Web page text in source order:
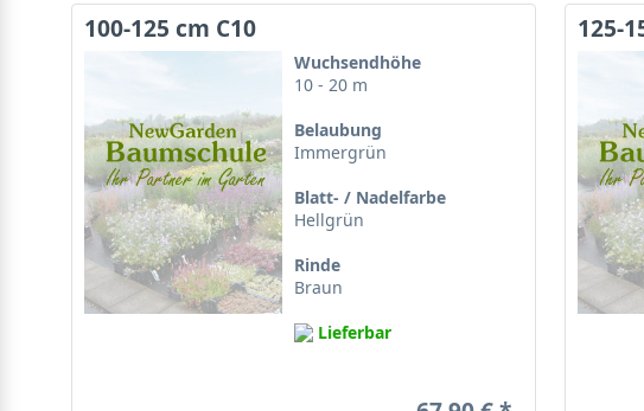
100-125 cm C10
Wuchsendhöhe
10 - 20 m
Belaubung
Immergrün
Blatt- / Nadelfarbe
Hellgrün
Rinde
Braun
Lieferbar
125-